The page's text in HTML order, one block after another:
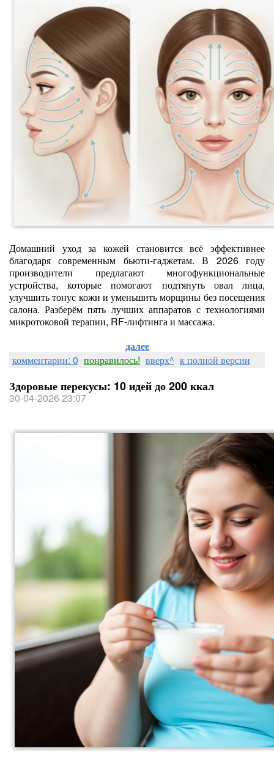
Домашний уход за кожей становится всё эффективнее
благодаря современным бьюти‑гаджетам. В 2026 году
производители предлагают многофункциональные
устройства, которые помогают подтянуть овал лица,
улучшить тонус кожи и уменьшить морщины без посещения
салона. Разберём пять лучших аппаратов с технологиями
микротоковой терапии, RF‑лифтинга и массажа.
далее
комментарии: 0 понравилось! вверх^ к полной версии
Здоровые перекусы: 10 идей до 200 ккал
30-04-2026 23:07